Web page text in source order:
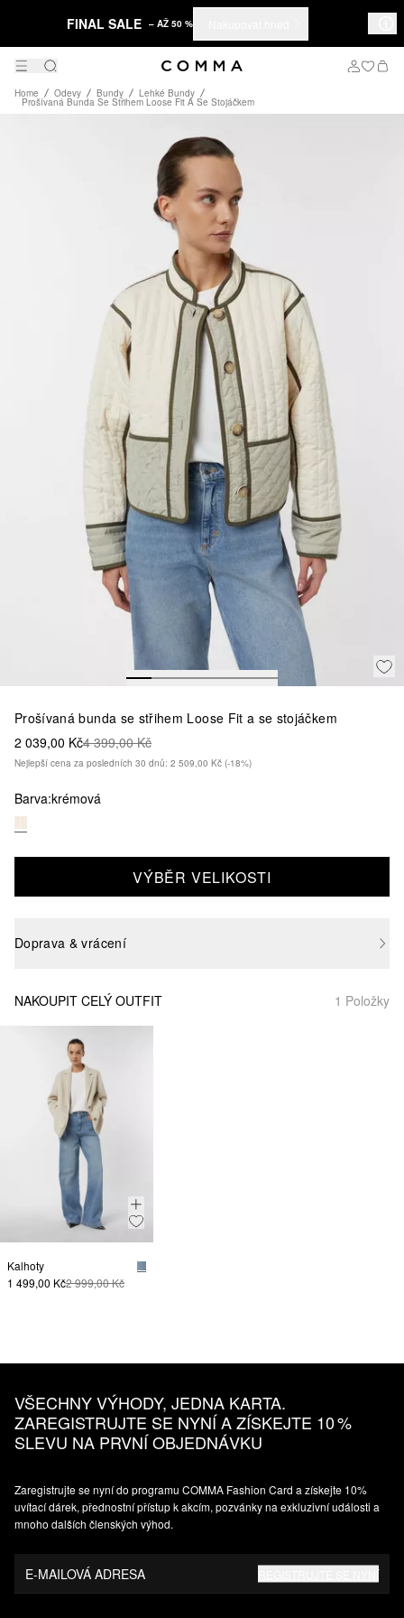
FINAL SALE – AŽ 50 %
Home Odevy Bundy Lehké Bundy
Prošívaná Bunda Se Střihem Loose Fit A Se Stojáčkem
Prošívaná bunda se střihem Loose Fit a se stojáčkem
2 039,00 Kč4 399,00 Kč
Nejlepší cena za posledních 30 dnů: 2 509,00 Kč (-18%)
Barva:krémová
VÝBĚR VELIKOSTI
Doprava & vrácení
NAKOUPIT CELÝ OUTFIT 1 Položky
Kalhoty
1 499,00 Kč2 999,00 Kč
VŠECHNY VÝHODY, JEDNA KARTA.
ZAREGISTRUJTE SE NYNÍ A ZÍSKEJTE 10 %
SLEVU NA PRVNÍ OBJEDNÁVKU
Zaregistrujte se nyní do programu COMMA Fashion Card a získejte 10%
uvítací dárek, přednostní přístup k akcím, pozvánky na exkluzivní události a
mnoho dalších členských výhod.
E-MAILOVÁ ADRESA